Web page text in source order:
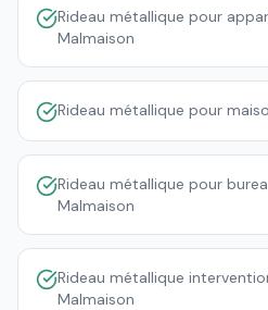
Rideau métallique pour
Malmaison
Rideau métallique pour
Rideau métallique pour
Malmaison
Rideau métallique
Malmaison